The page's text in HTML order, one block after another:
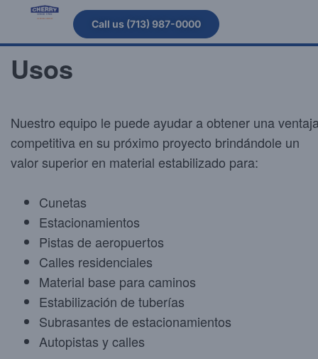
Call us (713) 987-0000
Usos
Nuestro equipo le puede ayudar a obtener una
competitiva en su próximo proyecto brindándole un
valor superior en material estabilizado para:
Cunetas
Estacionamientos
Pistas de aeropuertos
Calles residenciales
Material base para caminos
Estabilización de tuberías
Subrasantes de estacionamientos
Autopistas y calles